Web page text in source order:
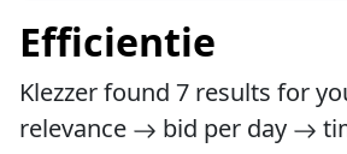
Efficientie
Klezzer found 7 results for
relevance
bid per day